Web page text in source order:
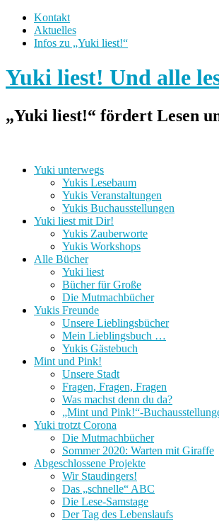
Kontakt
Aktuelles
Infos zu „Yuki liest!“
Yuki liest! Und alle
„Yuki liest!“ fördert Lesen
Yuki unterwegs
Yukis Lesebaum
Yukis Veranstaltungen
Yukis Buchausstellungen
Yuki liest mit Dir!
Yukis Zauberworte
Yukis Workshops
Alle Bücher
Yuki liest
Bücher für Große
Die Mutmachbücher
Yukis Freunde
Unsere Lieblingsbücher
Mein Lieblingsbuch …
Yukis Gästebuch
Mint und Pink!
Unsere Stadt
Fragen, Fragen, Fragen
Was machst denn du da?
„Mint und Pink!“-
Yuki trotzt Corona
Die Mutmachbücher
Sommer 2020: Warten mit Giraffe
Abgeschlossene Projekte
Wir Staudingers!
Das „schnelle“ ABC
Die Lese-Samstage
Der Tag des Lebenslaufs